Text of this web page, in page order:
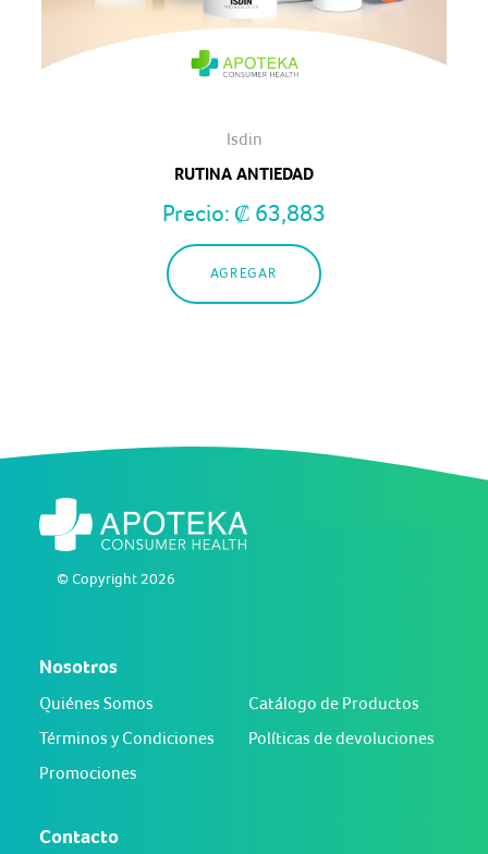
Isdin
RUTINA ANTIEDAD
Precio: ₡ 63,883
AGREGAR
© Copyright 2026
Nosotros
Quiénes Somos
Catálogo de Productos
Términos y Condiciones
Políticas de devoluciones
Promociones
Contacto